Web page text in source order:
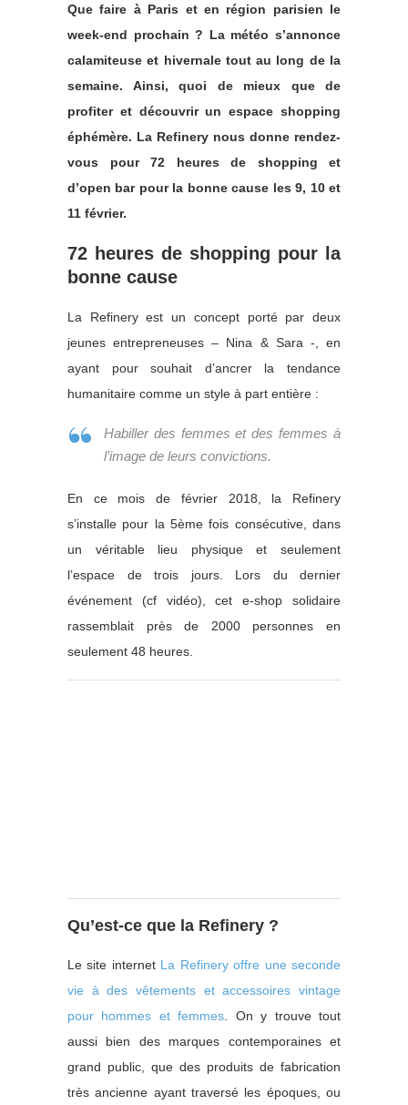
Que faire à Paris et en région parisien le
week-end prochain ? La météo s’annonce
calamiteuse et hivernale tout au long de la
semaine. Ainsi, quoi de mieux que de
profiter et découvrir un espace shopping
éphémère. La Refinery nous donne rendez-
vous pour 72 heures de shopping et
d’open bar pour la bonne cause les 9, 10 et
11 février.
72 heures de shopping pour la
bonne cause
La Refinery est un concept porté par deux
jeunes entrepreneuses – Nina & Sara -, en
ayant pour souhait d’ancrer la tendance
humanitaire comme un style à part entière :
Habiller des femmes et des femmes à
l’image de leurs convictions.
En ce mois de février 2018, la Refinery
s’installe pour la 5ème fois consécutive, dans
un véritable lieu physique et seulement
l’espace de trois jours. Lors du dernier
événement (cf vidéo), cet e-shop solidaire
rassemblait près de 2000 personnes en
seulement 48 heures.
Qu’est-ce que la Refinery ?
Le site internet La Refinery offre une seconde
vie à des vêtements et accessoires vintage
pour hommes et femmes . On y trouve tout
aussi bien des marques contemporaines et
grand public, que des produits de fabrication
très ancienne ayant traversé les époques, ou